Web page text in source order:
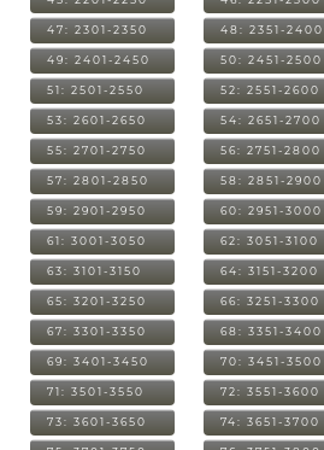
47: 2301-2350 48: 2351-2400
49: 2401-2450 50: 2451-2500
51: 2501-2550 52: 2551-2600
53: 2601-2650 54: 2651-2700
55: 2701-2750 56: 2751-2800
57: 2801-2850 58: 2851-2900
59: 2901-2950 60: 2951-3000
61: 3001-3050 62: 3051-3100
63: 3101-3150 64: 3151-3200
65: 3201-3250 66: 3251-3300
67: 3301-3350 68: 3351-3400
69: 3401-3450 70: 3451-3500
71: 3501-3550 72: 3551-3600
73: 3601-3650 74: 3651-3700